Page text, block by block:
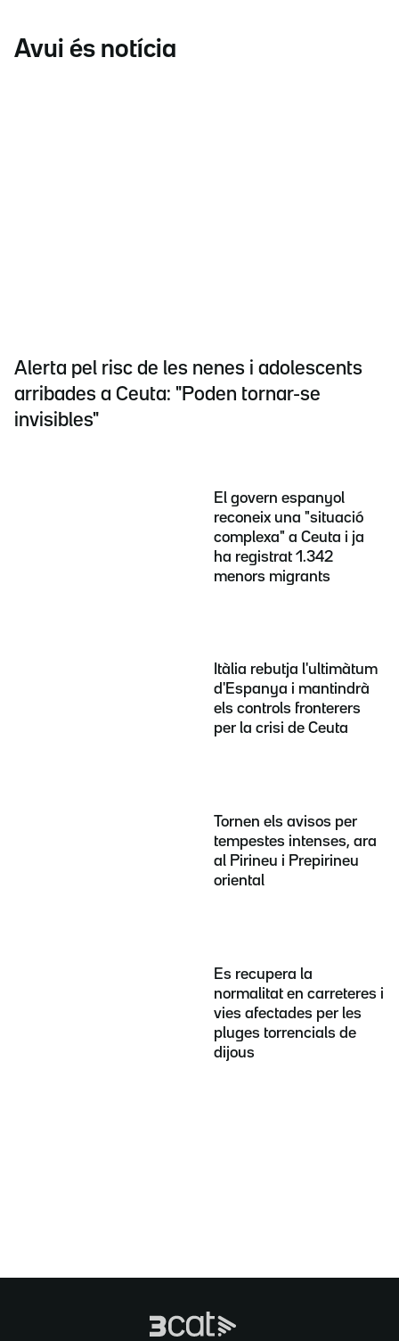
Avui és notícia
Alerta pel risc de les nenes i adolescents
arribades a Ceuta: "Poden tornar-se
invisibles"
El govern espanyol
reconeix una "situació
complexa" a Ceuta i ja
ha registrat 1.342
menors migrants
Itàlia rebutja l'ultimàtum
d'Espanya i mantindrà
els controls fronterers
per la crisi de Ceuta
Tornen els avisos per
tempestes intenses, ara
al Pirineu i Prepirineu
oriental
Es recupera la
normalitat en carreteres i
vies afectades per les
pluges torrencials de
dijous